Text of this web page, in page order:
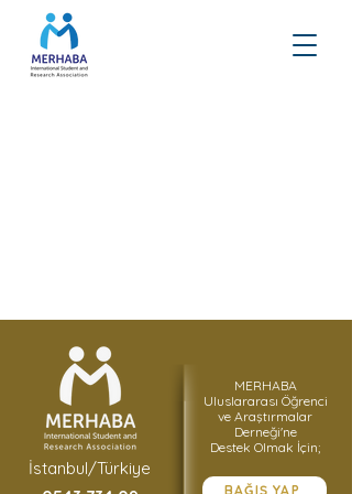
İstanbul/Türkiye
MERHABA
Uluslararası Öğrenci
ve Araştırmalar
Derneği'ne
Destek Olmak İçin;
BAĞIŞ YAP